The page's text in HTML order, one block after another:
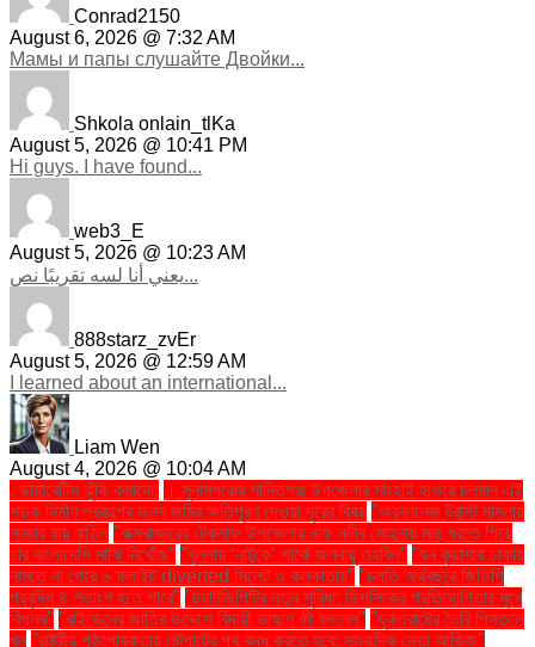
Conrad2150
August 6, 2026 @ 7:32 AM
Мамы и папы слушайте Двойки...
Shkola onlain_tlKa
August 5, 2026 @ 10:41 PM
Hi guys. I have found...
web3_E
August 5, 2026 @ 10:23 AM
يعني أنا لسه تقريبًا نص...
888starz_zvEr
August 5, 2026 @ 12:59 AM
I learned about an international...
Liam Wen
August 4, 2026 @ 10:04 AM
. ডায়াবেটিস ঝুঁকি কমানো:
। সুনামগঞ্জের শান্তিগঞ্জ উপজেলার সাংহাই হাওরে চলমান এই
সড়ক নির্মাণ প্রকল্পের জন্য জমির ক্ষতিপূরণ দেওয়া দূরের বিষয় ''অরফানেজ ট্রাস্ট মামলায়
সাজার রায় বাতিল ''কক্সবাজারের টেকনাফ উপজেলার নাফ নদীর মোহনায় মাছ ধরতে গিয়ে
চার বাংলাদেশি মাঝি নিখোঁজ'' ''খুলনায় ‘নাটুকে’ পার্কে জলবায়ু তহবিল'' ''ঘন কুয়াশায় ঢাকায়
নামতে না পেরে ৬ ফ্লাইট diverted সিলেট ও কলকাতায়'' ''চলতি অর্থবছরে জিডিপি
প্রবৃদ্ধি ৪ শতাংশ হতে পারে'' ''চ্যাটজিপিটির নতুন সুবিধা: ডিপসিকের প্রতিযোগিতার মুখে
বিপ্লব'' ''বাইডেনের জাতির উদ্দেশে বিদায়ী ভাষণে কী বললেন'' ''যুক্তরাষ্ট্রে তৈরি পিস্তলে
খুন ''রাষ্ট্রীয় পৃষ্ঠপোষকতায় লুটপাটের পথ বন্ধ করতে হবে: সাংবাদিক নেতা আজিজ"